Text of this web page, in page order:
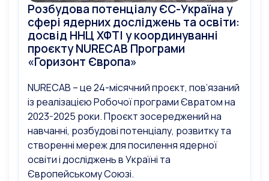
Розбудова потенціалу ЄС-Україна у
сфері ядерних досліджень та освіти:
досвід ННЦ ХФТІ у координуванні
проєкту NURECAB Програми
«Горизонт Європа»
NURECAB – це 24-місячний проєкт, пов’язаний
із реалізацією Робочої програми Євратом на
2023-2025 роки. Проєкт зосереджений на
навчанні, розбудові потенціалу, розвитку та
створенні мереж для посилення ядерної
освіти і досліджень в Україні та
Європейському Союзі.